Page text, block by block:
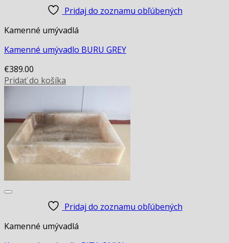
Pridaj do zoznamu obľúbených
Kamenné umývadlá
Kamenné umývadlo BURU GREY
€389.00
Pridať do košíka
Pridaj do zoznamu obľúbených
Kamenné umývadlá